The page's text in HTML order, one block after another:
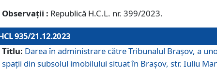
Observații : Republică H.C.L. nr. 399/2023.
935/21.12.2023
Titlu: Darea în administrare către Tribunalul Brașov, a
spații din subsolul imobilului situat în Brașov, str. Iuliu